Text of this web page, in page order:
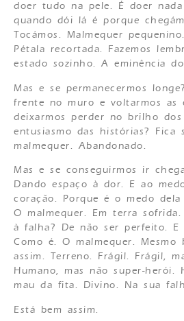
doer tudo na pele. É doer
quando dói lá é porque
Tocámos. Malmequer
Pétala recortada. Fazemos
estado sozinho. A eminência
Mas e se permanecermos
frente no muro e voltarmos as
deixarmos perder no brilho
entusiasmo das histórias? Fica
malmequer. Abandonado.
Mas e se conseguirmos ir
Dando espaço à dor. E ao
coração. Porque é o medo
O malmequer. Em terra
à falha? De não ser perfeito. E
Como é. O malmequer. Mesmo
assim. Terreno. Frágil. Frágil,
Humano, mas não super-herói.
mau da fita. Divino. Na sua
Está bem assim.